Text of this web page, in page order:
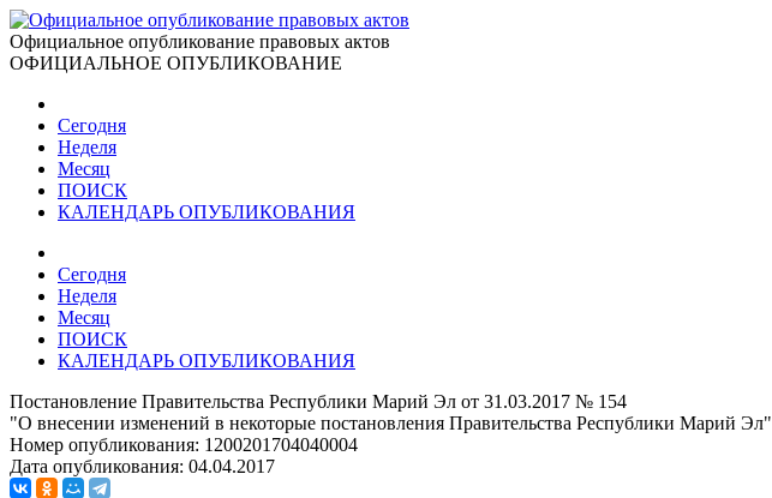
Официальное опубликование правовых актов
ОФИЦИАЛЬНОЕ ОПУБЛИКОВАНИЕ
Сегодня
Неделя
Месяц
ПОИСК
КАЛЕНДАРЬ ОПУБЛИКОВАНИЯ
Сегодня
Неделя
Месяц
ПОИСК
КАЛЕНДАРЬ ОПУБЛИКОВАНИЯ
Постановление Правительства Республики Марий Эл от 31.03.2017 № 154
"О внесении изменений в некоторые постановления Правительства Республики Марий Эл"
Номер опубликования: 1200201704040004
Дата опубликования: 04.04.2017